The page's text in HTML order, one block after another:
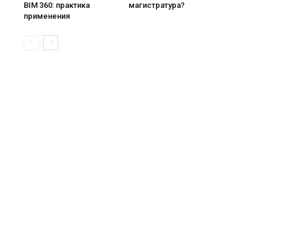
BIM 360: практика
применения
магистратура?